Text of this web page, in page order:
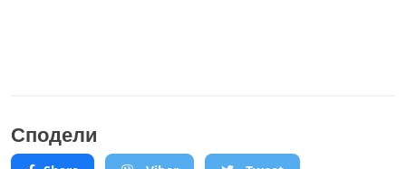
Сподели